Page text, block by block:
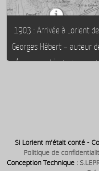
1903 : Arrivée à Lorient de
Georges Hébert – auteur
l’ouvrage : L’entrainement
Si Lorient m'était conté -
Politique de
Conception Technique :